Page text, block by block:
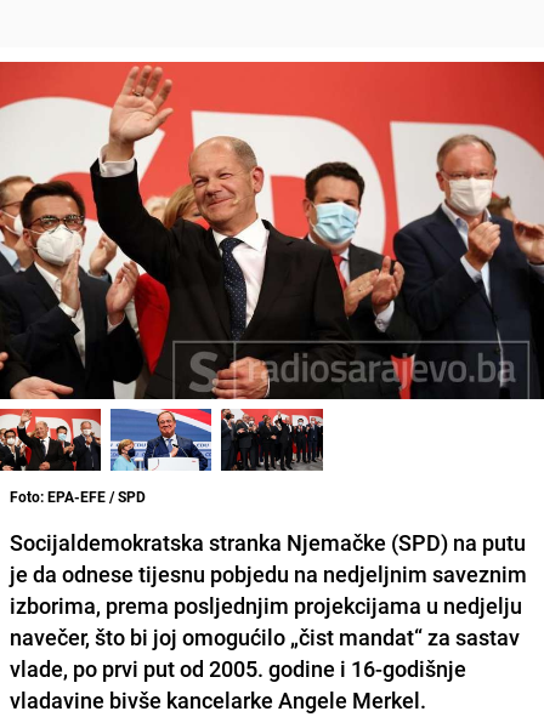
Foto: EPA-EFE / SPD
Socijaldemokratska stranka Njemačke (SPD) na putu
je da odnese tijesnu pobjedu na nedjeljnim saveznim
izborima, prema posljednjim projekcijama u nedjelju
navečer, što bi joj omogućilo „čist mandat“ za sastav
vlade, po prvi put od 2005. godine i 16-godišnje
vladavine bivše kancelarke Angele Merkel.